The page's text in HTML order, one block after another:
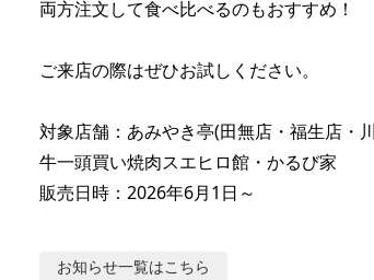
両方注文して食べ比べるのもおすすめ！
ご来店の際はぜひお試しください。
対象店舗：あみやき亭(田無店・福生店・
牛一頭買い焼肉スエヒロ館・かるび家
販売日時：2026年6月1日～
お知らせ一覧はこちら